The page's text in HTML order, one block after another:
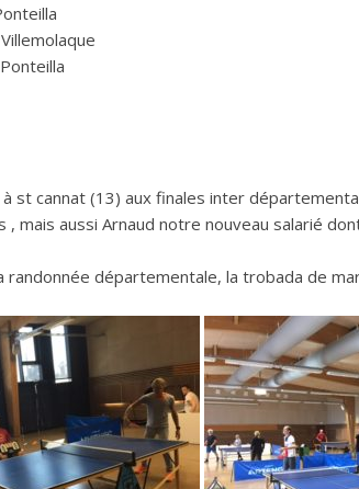
st cannat (13) aux finales inter
mais aussi Arnaud notre nouveau salarié
départementale, la trobada de